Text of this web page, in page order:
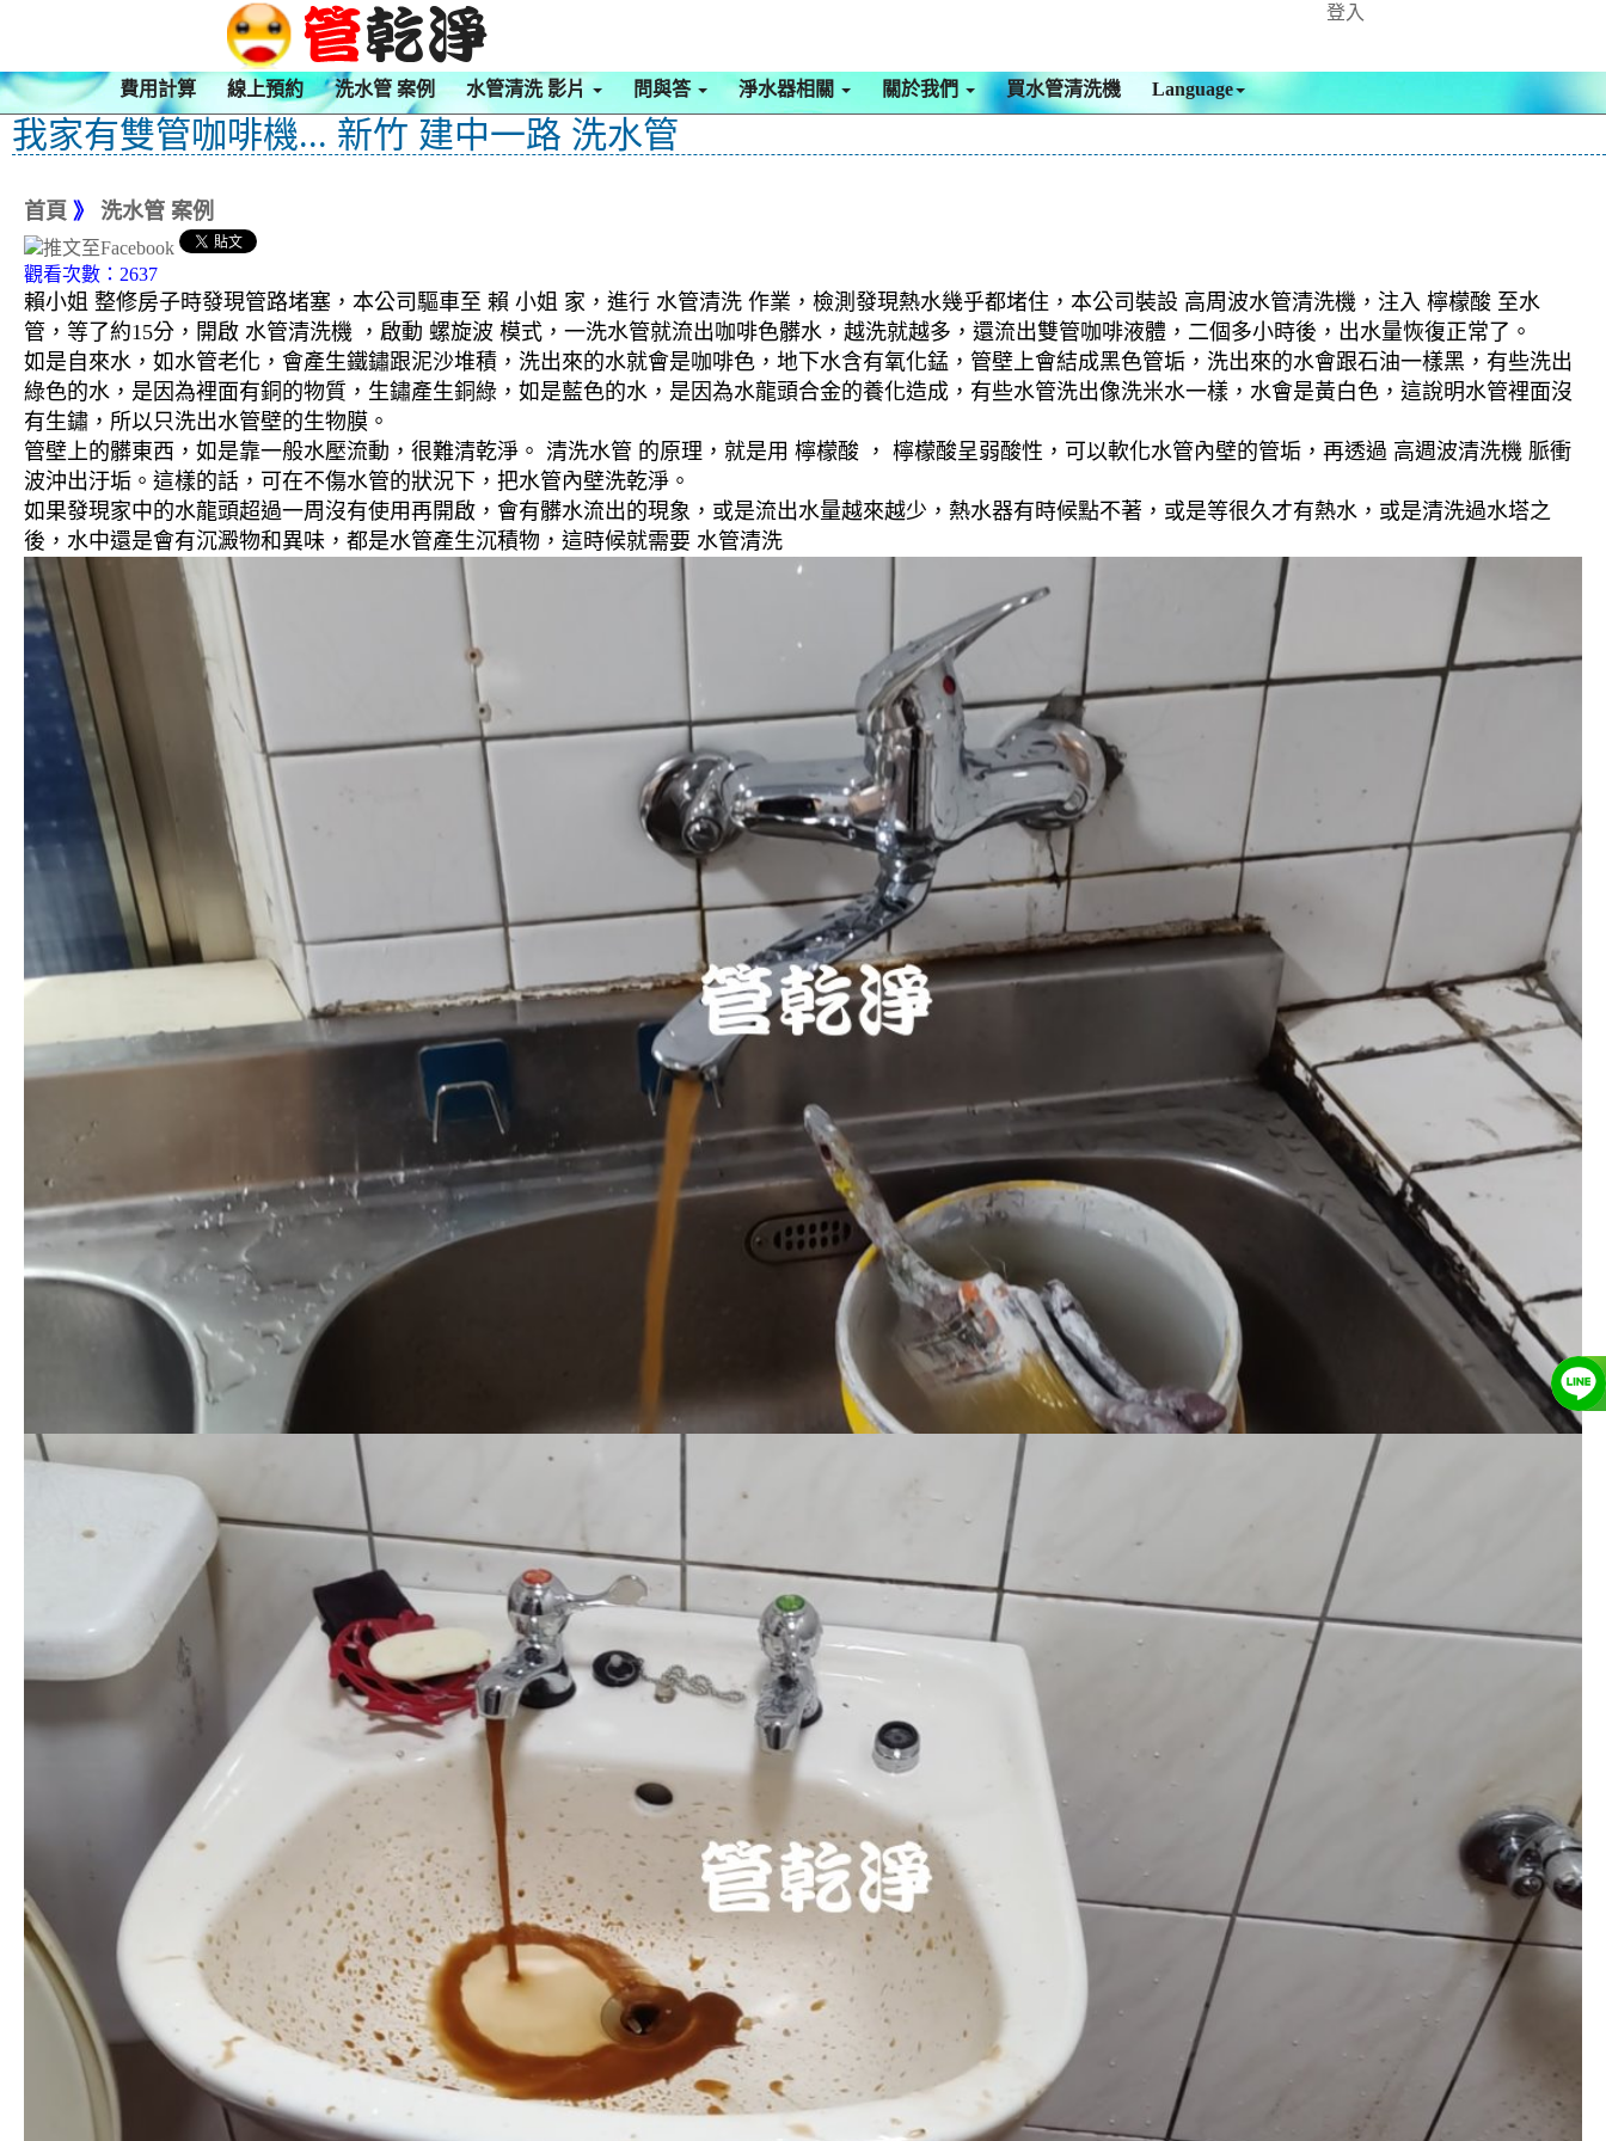
登入
費用計算 線上預約 洗水管 案例 水管清洗 影片 問與答 淨水器相關 關於我們 買水管清洗機 Language
我家有雙管咖啡機... 新竹 建中一路 洗水管
首頁 》 洗水管 案例
觀看次數：2637
賴小姐 整修房子時發現管路堵塞，本公司驅車至 賴 小姐 家，進行 水管清洗 作業，檢測發現熱水幾乎都堵住，本公司裝設 高周波水管清洗機，注入 檸檬酸 至水
管，等了約15分，開啟 水管清洗機 ，啟動 螺旋波 模式，一洗水管就流出咖啡色髒水，越洗就越多，還流出雙管咖啡液體，二個多小時後，出水量恢復正常了。
如是自來水，如水管老化，會產生鐵鏽跟泥沙堆積，洗出來的水就會是咖啡色，地下水含有氧化錳，管壁上會結成黑色管垢，洗出來的水會跟石油一樣黑，有些洗出
綠色的水，是因為裡面有銅的物質，生鏽產生銅綠，如是藍色的水，是因為水龍頭合金的養化造成，有些水管洗出像洗米水一樣，水會是黃白色，這說明水管裡面沒
有生鏽，所以只洗出水管壁的生物膜。
管壁上的髒東西，如是靠一般水壓流動，很難清乾淨。 清洗水管 的原理，就是用 檸檬酸 ， 檸檬酸呈弱酸性，可以軟化水管內壁的管垢，再透過 高週波清洗機 脈衝
波沖出汙垢。這樣的話，可在不傷水管的狀況下，把水管內壁洗乾淨。
如果發現家中的水龍頭超過一周沒有使用再開啟，會有髒水流出的現象，或是流出水量越來越少，熱水器有時候點不著，或是等很久才有熱水，或是清洗過水塔之
後，水中還是會有沉澱物和異味，都是水管產生沉積物，這時候就需要 水管清洗